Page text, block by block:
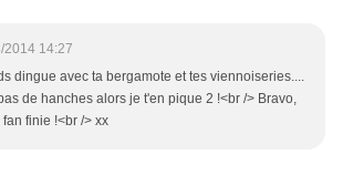
2014 14:27
dingue avec ta bergamote et tes viennoiseries....
de hanches alors je t'en pique 2 !<br /> Bravo,
finie !<br /> xx